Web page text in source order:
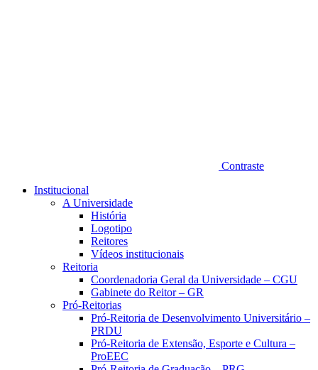
Contraste
Institucional
A Universidade
História
Logotipo
Reitores
Vídeos institucionais
Reitoria
Coordenadoria Geral da Universidade – CGU
Gabinete do Reitor – GR
Pró-Reitorias
Pró-Reitoria de Desenvolvimento Universitário –
PRDU
Pró-Reitoria de Extensão, Esporte e Cultura –
ProEEC